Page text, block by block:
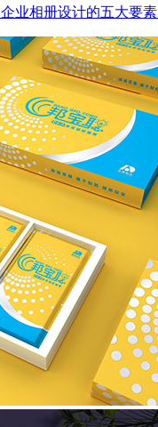
企业相册设计的五大要素